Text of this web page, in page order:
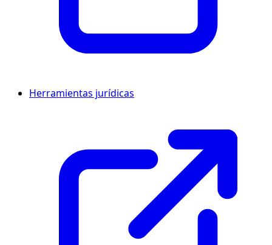
Herramientas jurídicas